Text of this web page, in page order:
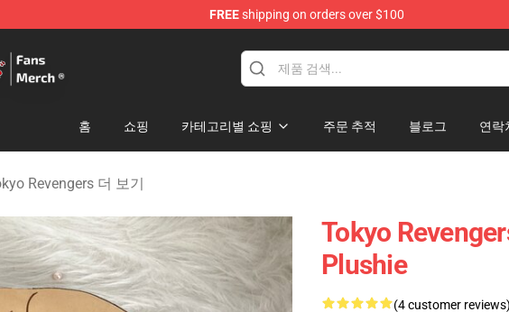
FREEshipping on orders over $100
홈 쇼핑 카테고리별 쇼핑 주문 추적 블로그 연락
Revengers 더 보기
Tokyo
Plushie
(4 customer